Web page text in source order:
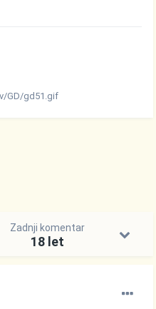
GD/gd51.gif
Zadnji komentar
18 let